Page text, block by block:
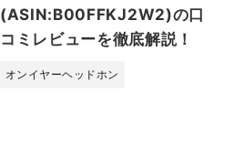
(ASIN:B00FFKJ2W2)の口
コミレビューを徹底解説！
オンイヤーヘッドホン